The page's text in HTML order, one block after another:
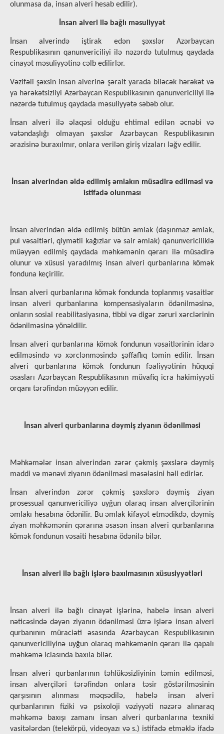
olunmasa da, insan alveri hesab edilir).
İnsan alveri ilə bağlı məsuliyyət
İnsan alverində iştirak edən şəxslər Azərbaycan
Respublikasının qanunvericiliyi ilə nəzərdə tutulmuş qaydada
cinayət məsuliyyətinə cəlb edilirlər.
Vəzifəli şəxsin insan alverinə şərait yarada biləcək hərəkət və
ya hərəkətsizliyi Azərbaycan Respublikasının qanunvericiliyi ilə
nəzərdə tutulmuş qaydada məsuliyyətə səbəb olur.
İnsan alveri ilə əlaqəsi olduğu ehtimal edilən əcnəbi və
vətəndaşlığı olmayan şəxslər Azərbaycan Respublikasının
ərazisinə buraxılmır, onlara verilən giriş vizaları ləğv edilir.
İnsan alverindən əldə edilmiş əmlakın müsadirə edilməsi və
istifadə olunması
İnsan alverindən əldə edilmiş bütün əmlak (daşınmaz əmlak,
pul vəsaitləri, qiymətli kağızlar və sair əmlak) qanunvericiliklə
müəyyən edilmiş qaydada məhkəmənin qərarı ilə müsadirə
olunur və xüsusi yaradılmış insan alveri qurbanlarına kömək
fonduna keçirilir.
İnsan alveri qurbanlarına kömək fondunda toplanmış vəsaitlər
insan alveri qurbanlarına kompensasiyaların ödənilməsinə,
onların sosial reabilitasiyasına, tibbi və digər zəruri xərclərinin
ödənilməsinə yönəldilir.
İnsan alveri qurbanlarına kömək fondunun vəsaitlərinin idarə
edilməsində və xərclənməsində şəffaflıq təmin edilir. İnsan
alveri qurbanlarına kömək fondunun fəaliyyətinin hüquqi
əsasları Azərbaycan Respublikasının müvafiq icra hakimiyyəti
orqanı tərəfindən müəyyən edilir.
İnsan alveri qurbanlarına dəymiş ziyanın ödənilməsi
Məhkəmələr insan alverindən zərər çəkmiş şəxslərə dəymiş
maddi və mənəvi ziyanın ödənilməsi məsələsini həll edirlər.
İnsan alverindən zərər çəkmiş şəxslərə dəymiş ziyan
prosessual qanunvericiliyə uyğun olaraq insan alverçilərinin
əmlakı hesabına ödənilir. Bu əmlak kifayət etmədikdə, dəymiş
ziyan məhkəmənin qərarına əsasən insan alveri qurbanlarına
kömək fondunun vəsaiti hesabına ödənilə bilər.
İnsan alveri ilə bağlı işlərə baxılmasının xüsusiyyətləri
İnsan alveri ilə bağlı cinayət işlərinə, habelə insan alveri
nəticəsində dəyən ziyanın ödənilməsi üzrə işlərə insan alveri
qurbanının müraciəti əsasında Azərbaycan Respublikasının
qanunvericiliyinə uyğun olaraq məhkəmənin qərarı ilə qapalı
məhkəmə iclasında baxıla bilər.
İnsan alveri qurbanlarının təhlükəsizliyinin təmin edilməsi,
insan alverçiləri tərəfindən onlara təsir göstərilməsinin
qarşısının alınması məqsədilə, habelə insan alveri
qurbanlarının fiziki və psixoloji vəziyyəti nəzərə alınaraq
məhkəmə baxışı zamanı insan alveri qurbanlarına texniki
vasitələrdən (telekörpü, videoyazı və s.) istifadə etməklə ifadə